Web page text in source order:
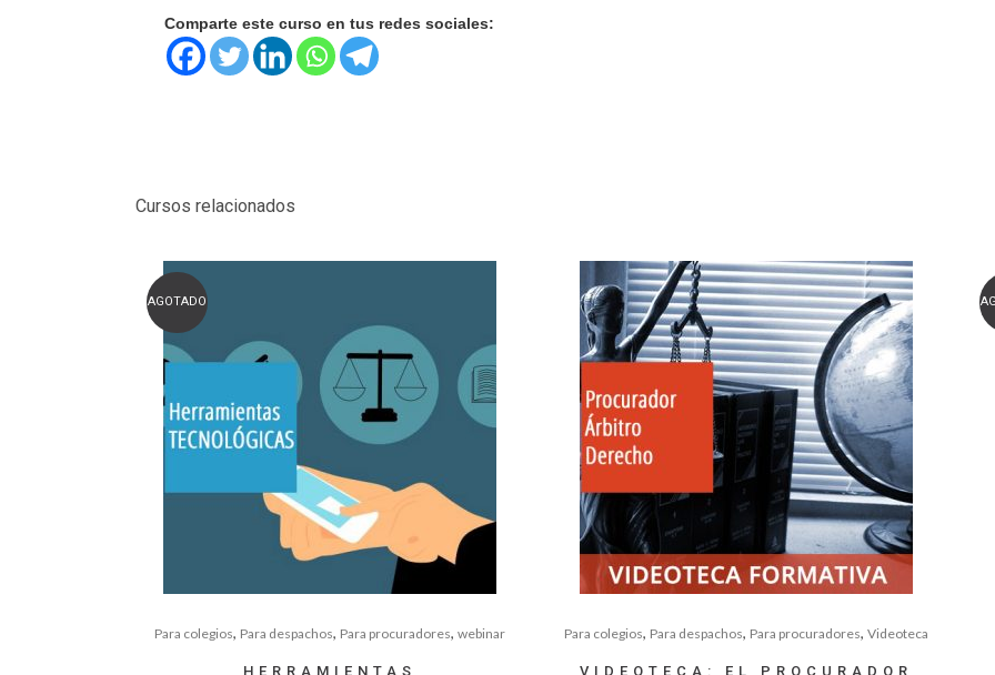
Comparte este curso en tus redes sociales:
Cursos relacionados
AGOTADO
Para colegios, Para despachos, Para procuradores, webinar
HERRAMIENTAS
Para colegios, Para despachos, Para procuradores, Videoteca
VIDEOTECA: EL PROCURADOR